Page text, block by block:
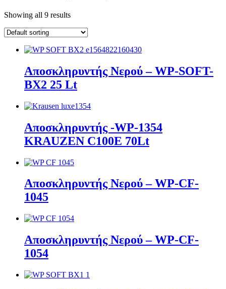
Showing all 9 results
Αποσκληρυντής Νερού – WP-SOFT-
BX2 25 Lt
Αποσκληρυντής -WP-1354
KRAUZEN C100E 70Lt
Αποσκληρυντής Νερού – WP-CF-
1045
Αποσκληρυντής Νερού – WP-CF-
1054